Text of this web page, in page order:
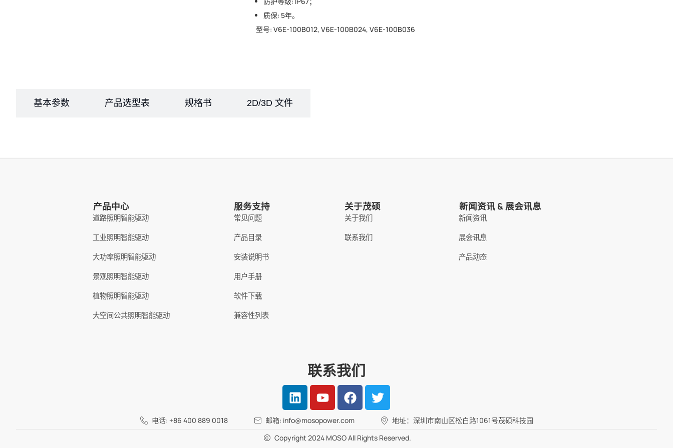
质保: 5年。
型号: V6E-100B012, V6E-100B024, V6E-100B036
基本参数 产品选型表 规格书 2D/3D 文件
产品中心
道路照明智能驱动
工业照明智能驱动
大功率照明智能驱动
景观照明智能驱动
植物照明智能驱动
大空间公共照明智能驱动
服务支持
常见问题
产品目录
安装说明书
用户手册
软件下载
兼容性列表
关于茂硕
关于我们
联系我们
新闻资讯 & 展会讯息
新闻资讯
展会讯息
产品动态
联系我们
电话: +86 400 889 0018 邮箱: info@mosopower.com
地址：深圳市南山区松白路1061号茂硕科技园
Copyright 2024 MOSO All Rights Reserved.